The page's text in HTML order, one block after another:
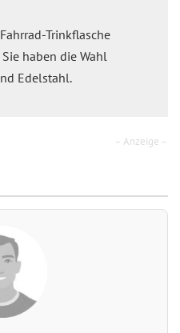
Trinkflasche
haben die Wahl
Edelstahl.
– Anzeige –